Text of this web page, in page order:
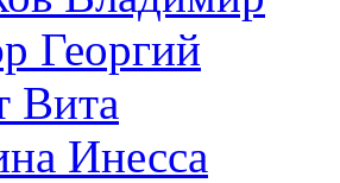
Георгий
Вита
Инесса